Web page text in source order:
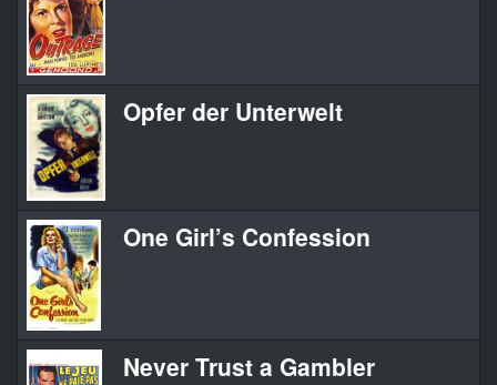
Opfer der Unterwelt
One Girl’s Confession
Never Trust a Gambler